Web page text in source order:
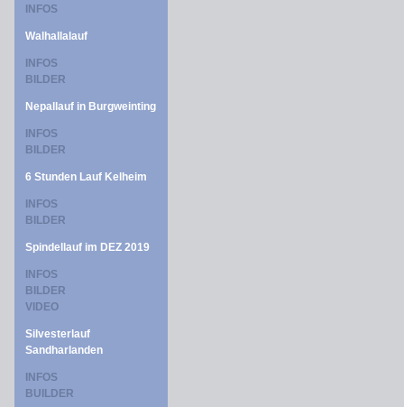
INFOS
Walhallalauf
INFOS
BILDER
Nepallauf in Burgweinting
INFOS
BILDER
6 Stunden Lauf Kelheim
INFOS
BILDER
Spindellauf im DEZ 2019
INFOS
BILDER
VIDEO
Silvesterlauf
Sandharlanden
INFOS
BUILDER